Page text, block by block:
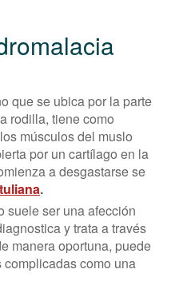
que se ubica por la parte
rodilla, tiene como
músculos del muslo
por un cartílago en la
a desgastarse se
.
suele ser una afección
y trata a través
manera oportuna, puede
como una